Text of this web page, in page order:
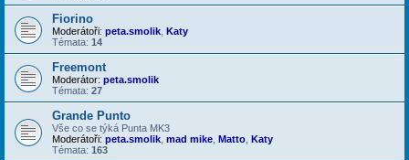
Fiorino
Moderátoři: peta.smolik Katy
Témata: 14
Freemont
Moderátor: peta.smolik
Témata: 27
Grande Punto
Vše co se týká Punta MK3
Moderátoři: peta.smolik mad mike Matto Katy
Témata: 163